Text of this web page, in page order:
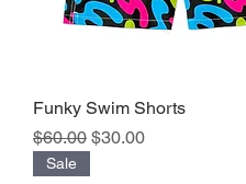
Funky Swim Shorts
Precio
$60.00 Precio de oferta
$30.00
Sale